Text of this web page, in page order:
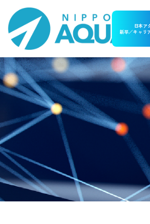
日本ア
新卒／キャリ